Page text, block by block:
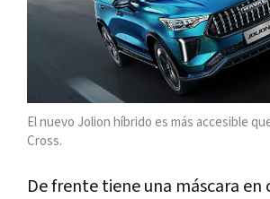
El nuevo Jolion híbrido es más accesible
Cross.
De frente tiene una máscara